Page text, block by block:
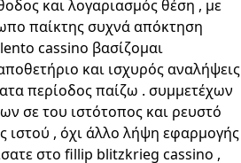
και λογαριασμός θέση , με
παίκτης συχνά απόκτηση
cassino βασίζομαι
και ισχυρός αναλήψεις
περίοδος παίζω . συμμετέχων
σε του ιστότοπος και ρευστό
ιστού , όχι άλλο λήψη εφαρμογής
στο fillip blitzkrieg cassino ,